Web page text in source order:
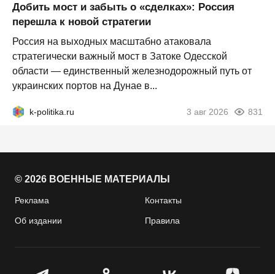
Добить мост и забыть о «сделках»: Россия
перешла к новой стратегии
Россия на выходных масштабно атаковала
стратегически важный мост в Затоке Одесской
области — единственный железнодорожный путь от
украинских портов на Дунае в...
k-politika.ru 3 авг 2026 831
© 2026 ВОЕННЫЕ МАТЕРИАЛЫ
Реклама Контакты
Об издании Правила